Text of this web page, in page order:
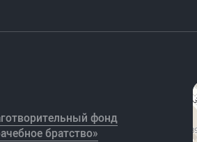
фонд
братство»